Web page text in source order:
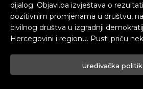
dijalog. Objavi.ba izvještava o
pozitivnim promjenama u društvu,
civilnog društva u izgradnji
Hercegovini i regionu. Pusti priču
Uređivačka